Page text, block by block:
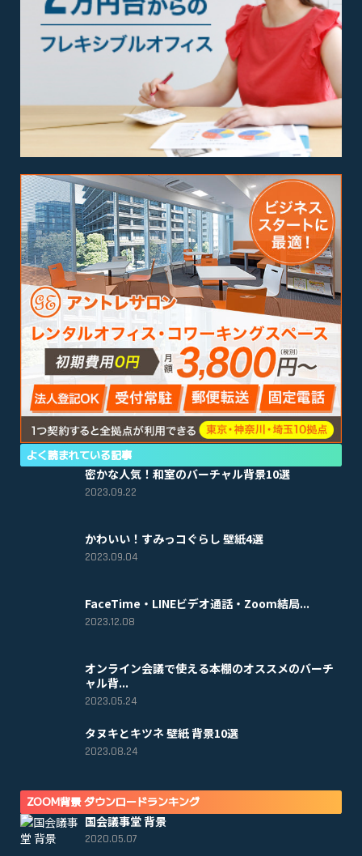
よく読まれている記事
密かな人気！和室のバーチャル背景10選
2023.09.22
かわいい！すみっコぐらし 壁紙4選
2023.09.04
FaceTime・LINEビデオ通話・Zoom結局...
2023.12.08
オンライン会議で使える本棚のオススメのバーチ
ャル背...
2023.05.24
タヌキとキツネ 壁紙 背景10選
2023.08.24
ZOOM背景 ダウンロードランキング
国会議事堂 背景
2020.05.07